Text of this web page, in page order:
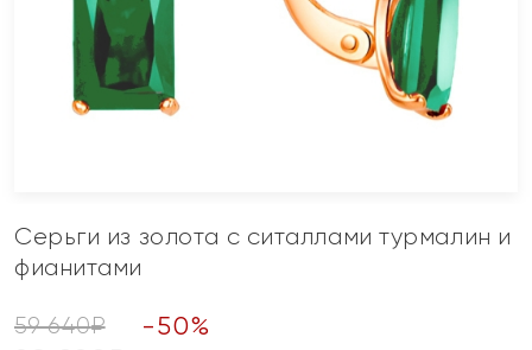
Серьги из золота с ситаллами турмалин и
фианитами
59 640₽ -50%